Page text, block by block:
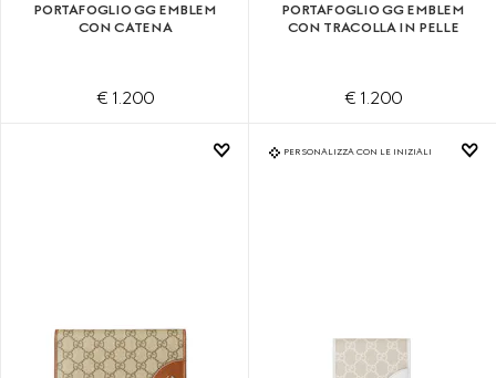
PORTAFOGLIO GG EMBLEM
CON CATENA
€ 1.200
PORTAFOGLIO GG EMBLEM
CON TRACOLLA IN PELLE
€ 1.200
PERSONALIZZA CON LE INIZIALI